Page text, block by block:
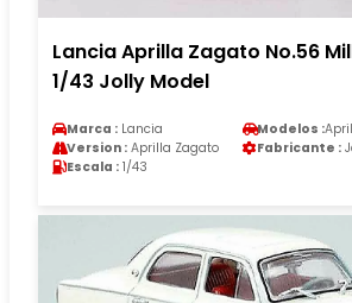
Lancia Aprilla Zagato No.56
1/43 Jolly Model
Marca : Lancia Modelos :
Version : Aprilla Zagato Fabricante :
Escala : 1/43